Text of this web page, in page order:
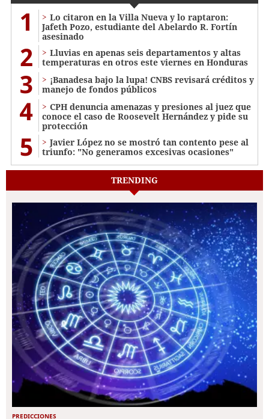
1
Lo citaron en la Villa Nueva y lo raptaron:
Jafeth Pozo, estudiante del Abelardo R. Fortín
asesinado
2
Lluvias en apenas seis departamentos y altas
temperaturas en otros este viernes en Honduras
3
¡Banadesa bajo la lupa! CNBS revisará créditos y
manejo de fondos públicos
4
CPH denuncia amenazas y presiones al juez que
conoce el caso de Roosevelt Hernández y pide su
protección
5
Javier López no se mostró tan contento pese al
triunfo: "No generamos excesivas ocasiones"
TRENDING
PREDICCIONES